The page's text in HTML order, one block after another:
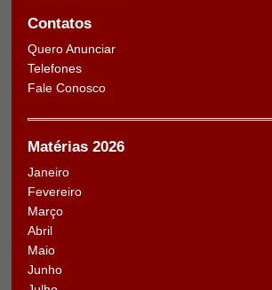
Contatos
Quero Anunciar
Telefones
Fale Conosco
Matérias 2026
Janeiro
Fevereiro
Março
Abril
Maio
Junho